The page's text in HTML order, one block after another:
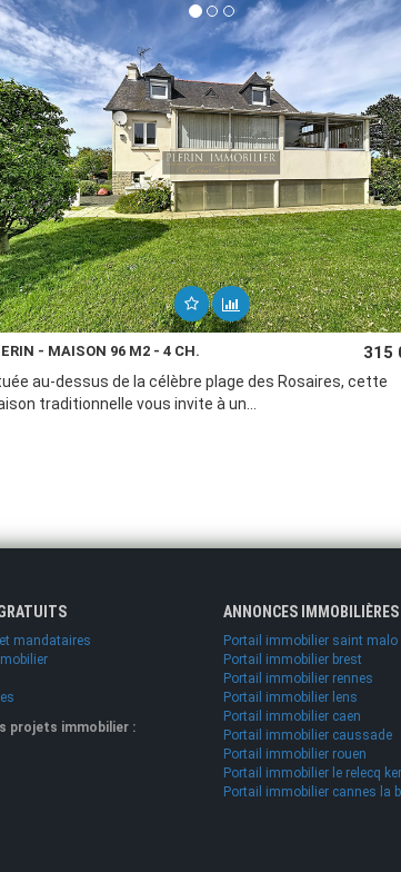
- MAISON 96 M2 - 4 CH. 315
au-dessus de la célèbre plage des Rosaires, cette
traditionnelle vous invite à un...
mandataires
projets immobilier :
ANNONCES
Portail immobilier saint malo
Portail immobilier brest
Portail immobilier rennes
Portail immobilier lens
Portail immobilier caen
Portail immobilier caussade
Portail immobilier rouen
Portail immobilier le relecq
Portail immobilier cannes la